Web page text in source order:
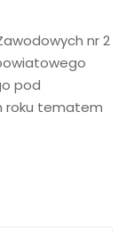
nr 2
pod
roku tematem